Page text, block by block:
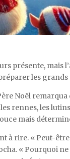
présente, mais
les grands
Noël
rennes, les
mais
rire. « Peut-
« Pourquoi